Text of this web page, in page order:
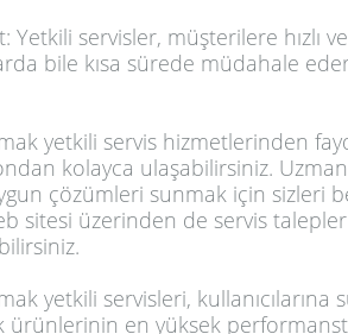
Yetkili servisler, müşterilere hızlı
bile kısa sürede müdahale
yetkili servis hizmetlerinden
kolayca ulaşabilirsiniz.
çözümleri sunmak için sizleri
sitesi üzerinden de servis
yetkili servisleri,
en yüksek performansta